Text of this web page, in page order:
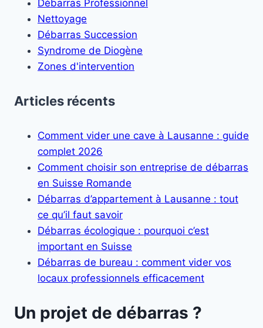
Débarras Professionnel
Nettoyage
Débarras Succession
Syndrome de Diogène
Zones d'intervention
Articles récents
Comment vider une cave à Lausanne : guide
complet 2026
Comment choisir son entreprise de débarras
en Suisse Romande
Débarras d’appartement à Lausanne : tout
ce qu’il faut savoir
Débarras écologique : pourquoi c’est
important en Suisse
Débarras de bureau : comment vider vos
locaux professionnels efficacement
Un projet de débarras ?